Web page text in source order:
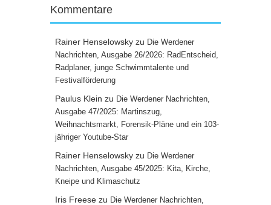
Kommentare
Rainer Henselowsky zu Die Werdener
Nachrichten, Ausgabe 26/2026: RadEntscheid,
Radplaner, junge Schwimmtalente und
Festivalförderung
Paulus Klein zu Die Werdener Nachrichten,
Ausgabe 47/2025: Martinszug,
Weihnachtsmarkt, Forensik-Pläne und ein 103-
jähriger Youtube-Star
Rainer Henselowsky zu Die Werdener
Nachrichten, Ausgabe 45/2025: Kita, Kirche,
Kneipe und Klimaschutz
Iris Freese zu Die Werdener Nachrichten,